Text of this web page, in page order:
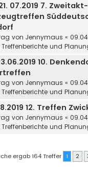
07.2019 7.
von Jennymaus «
Treffenberichte und
10.
von Jennymaus «
Treffenberichte und
12. Treffen
von Jennymaus «
Treffenberichte und
ergab 164 Treffer 1 2